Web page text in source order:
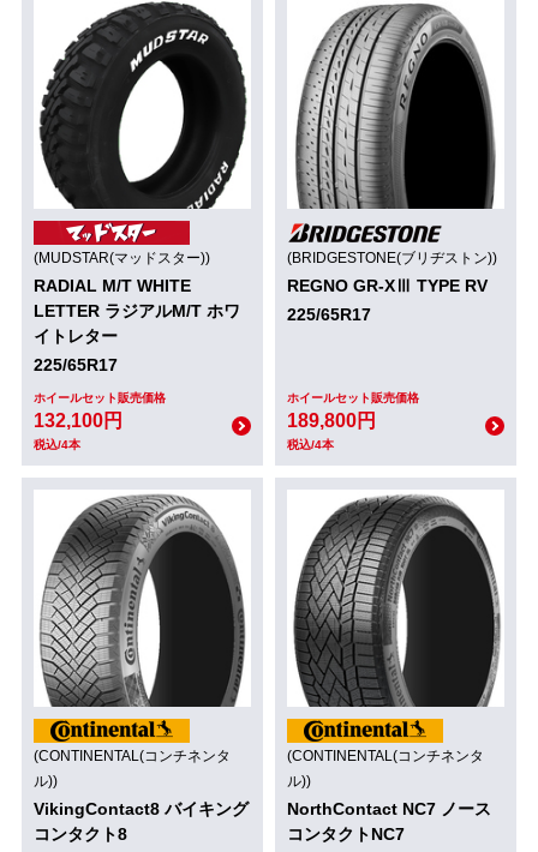
(MUDSTAR(マッドスター))
RADIAL M/T WHITE
LETTER ラジアルM/T ホワ
イトレター
225/65R17
ホイールセット販売価格
132,100円
税込/4本
(BRIDGESTONE(ブリヂストン))
REGNO GR-XⅢ TYPE RV
225/65R17
ホイールセット販売価格
189,800円
税込/4本
(CONTINENTAL(コンチネンタ
ル))
VikingContact8 バイキング
コンタクト8
(CONTINENTAL(コンチネンタ
ル))
NorthContact NC7 ノース
コンタクトNC7